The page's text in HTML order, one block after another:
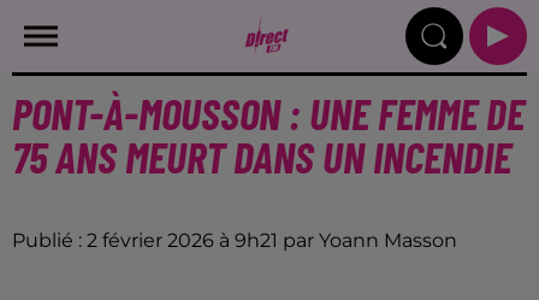
PONT-À-MOUSSON : UNE FEMME DE
75 ANS MEURT DANS UN INCENDIE
Publié : 2 février 2026 à 9h21 par Yoann Masson